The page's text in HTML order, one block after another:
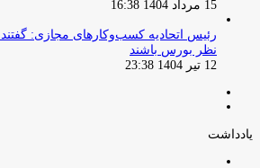
15 مرداد 1404 16:38
‏رئیس اتحادیه کسب‌وکارهای مجازی: گفتند
نظر بورس باشند
12 تیر 1404 23:38
یادداشت